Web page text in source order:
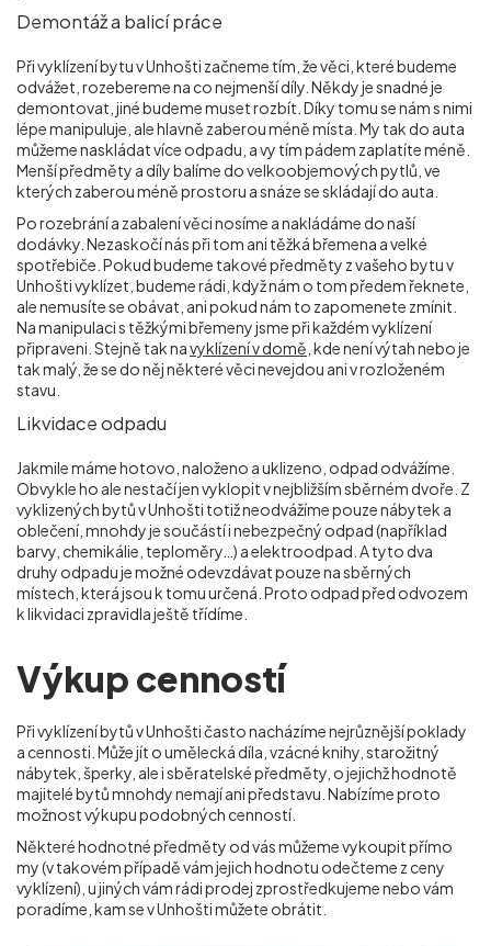
Demontáž a balicí práce
Při vyklízení bytu v Unhošti začneme tím, že věci, které budeme
odvážet, rozebereme na co nejmenší díly. Někdy je snadné je
demontovat, jiné budeme muset rozbít. Díky tomu se nám s nimi
lépe manipuluje, ale hlavně zaberou méně místa. My tak do auta
můžeme naskládat více odpadu, a vy tím pádem zaplatíte méně.
Menší předměty a díly balíme do velkoobjemových pytlů, ve
kterých zaberou méně prostoru a snáze se skládají do auta.
Po rozebrání a zabalení věci nosíme a nakládáme do naší
dodávky. Nezaskočí nás při tom ani těžká břemena a velké
spotřebiče. Pokud budeme takové předměty z vašeho bytu v
Unhošti vyklízet, budeme rádi, když nám o tom předem řeknete,
ale nemusíte se obávat, ani pokud nám to zapomenete zmínit.
Na manipulaci s těžkými břemeny jsme při každém vyklízení
připraveni. Stejně tak navyklízení v domě , kde není výtah nebo je
tak malý, že se do něj některé věci nevejdou ani v rozloženém
stavu.
Likvidace odpadu
Jakmile máme hotovo, naloženo a uklizeno, odpad odvážíme.
Obvykle ho ale nestačí jen vyklopit v nejbližším sběrném dvoře. Z
vyklizených bytů v Unhošti totiž neodvážíme pouze nábytek a
oblečení, mnohdy je součástí i nebezpečný odpad (například
barvy, chemikálie, teploměry…) a elektroodpad. A tyto dva
druhy odpadu je možné odevzdávat pouze na sběrných
místech, která jsou k tomu určená. Proto odpad před odvozem
k likvidaci zpravidla ještě třídíme.
Výkup cenností
Při vyklízení bytů v Unhošti často nacházíme nejrůznější poklady
a cennosti. Může jít o umělecká díla, vzácné knihy, starožitný
nábytek, šperky, ale i sběratelské předměty, o jejichž hodnotě
majitelé bytů mnohdy nemají ani představu. Nabízíme proto
možnost výkupu podobných cenností.
Některé hodnotné předměty od vás můžeme vykoupit přímo
my (v takovém případě vám jejich hodnotu odečteme z ceny
vyklízení), u jiných vám rádi prodej zprostředkujeme nebo vám
poradíme, kam sev Unhoštimůžete obrátit.